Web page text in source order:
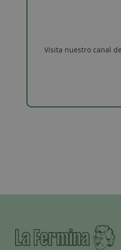
Visita nuestro canal